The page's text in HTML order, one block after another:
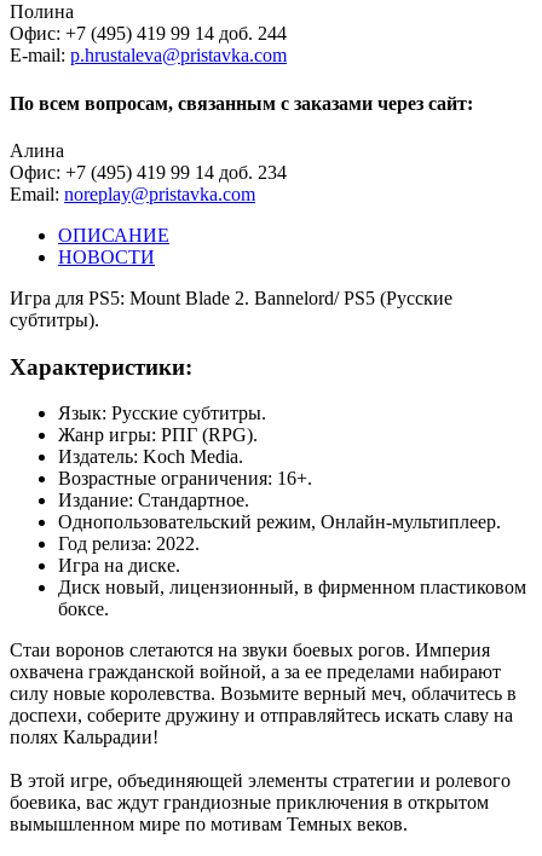
Полина
Офис: +7 (495) 419 99 14 доб. 244
E-mail: p.hrustaleva@pristavka.com
По всем вопросам, связанным с заказами через сайт:
Алина
Офис: +7 (495) 419 99 14 доб. 234
Email: noreplay@pristavka.com
ОПИСАНИЕ
НОВОСТИ
Игра для PS5: Mount Blade 2. Bannelord/ PS5 (Русские
субтитры).
Характеристики:
Язык: Русские субтитры.
Жанр игры: РПГ (RPG).
Издатель: Koch Media.
Возрастные ограничения: 16+.
Издание: Стандартное.
Однопользовательский режим, Онлайн-мультиплеер.
Год релиза: 2022.
Игра на диске.
Диск новый, лицензионный, в фирменном пластиковом
боксе.
Стаи воронов слетаются на звуки боевых рогов. Империя
охвачена гражданской войной, а за ее пределами набирают
силу новые королевства. Возьмите верный меч, облачитесь в
доспехи, соберите дружину и отправляйтесь искать славу на
полях Кальрадии!
В этой игре, объединяющей элементы стратегии и ролевого
боевика, вас ждут грандиозные приключения в открытом
вымышленном мире по мотивам Темных веков.